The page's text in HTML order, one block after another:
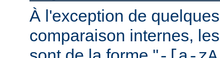
À l'exception de
comparaison internes,